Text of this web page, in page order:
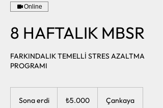
Online
8 HAFTALIK MBSR
FARKINDALIK TEMELLİ STRES AZALTMA
PROGRAMI
Sona erdi
Türk
lirası₺5.000 Çankaya